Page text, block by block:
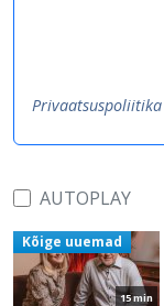
Privaatsuspoliitika
AUTOPLAY
15 min
Kõige uuemad